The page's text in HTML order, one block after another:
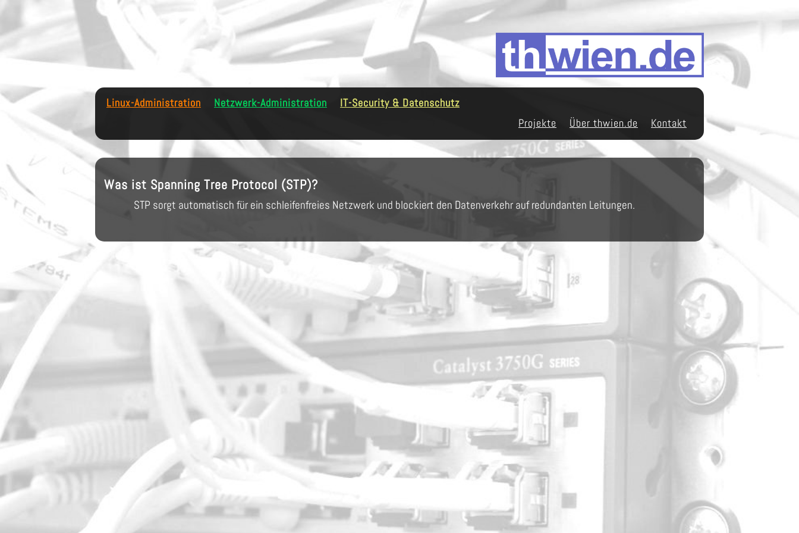
Linux-Administration Netzwerk-Administration
IT-Security & Datenschutz
Projekte
Über thwien.de Kontakt
Was ist Spanning Tree Protocol (STP)?
STP sorgt automatisch für ein schleifenfreies Netzwerk und blockiert den Datenverkehr auf redundanten Leitungen.